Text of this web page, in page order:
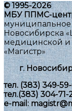
© 1995-2026
МБУ ППМС-
Новосибирска
медицинской и
«Магистр»
г.
тел.(383) 349-
тел.(383) 304-
e-mail: